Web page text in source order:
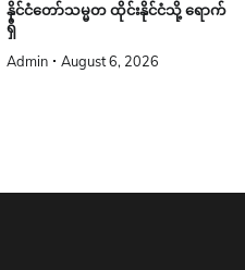
နိုင်ငံတော်သမ္မတ ထိုင်းနိုင်ငံသို့ ရောက်
ရှိ
Admin August 6, 2026